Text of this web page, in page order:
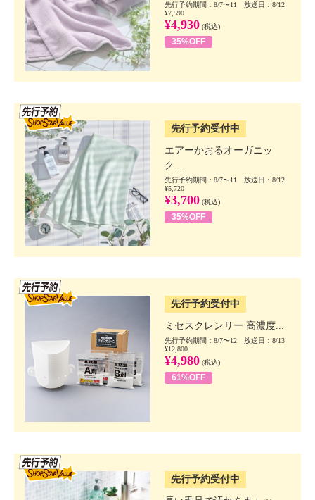
先行予約期間：8/7〜11 放送日：8/12
¥7,590
¥4,930 (税込)
35%OFF
先行予約受付中
エアーかおるオーガニッ
ク...
先行予約期間：8/7〜11 放送日：8/12
¥5,720
¥3,700 (税込)
35%OFF
先行予約受付中
ミセスクレンリー 高濃度...
先行予約期間：8/7〜12 放送日：8/13
¥12,800
¥4,980 (税込)
61%OFF
先行予約受付中